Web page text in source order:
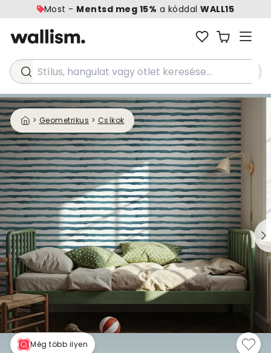
Most - Mentsd meg 15% a kóddalWALL15
Stílus, hangulat vagy ötlet keresése...
> Geometrikus > Csíkok
Még több ilyen